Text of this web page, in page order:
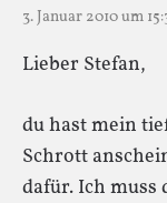
3. Januar 2010 um
Lieber Stefan,
du hast mein
Schrott
dafür. Ich muss